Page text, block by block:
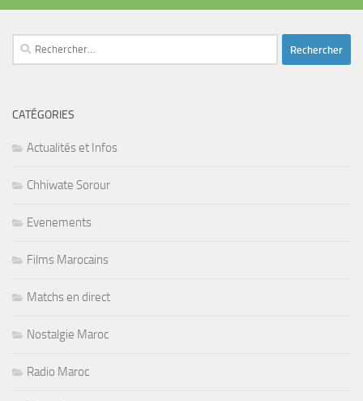
Rechercher :
CATÉGORIES
Actualités et Infos
Chhiwate Sorour
Evenements
Films Marocains
Matchs en direct
Nostalgie Maroc
Radio Maroc